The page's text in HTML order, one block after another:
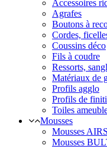
Accessoires
Agrafes
Boutons à
Cordes,
Coussins déco
Fils à coudre
Ressorts,
Matériaux de
Profils agglo
Profils de
Toiles
Mousses
Mousses
Mousses